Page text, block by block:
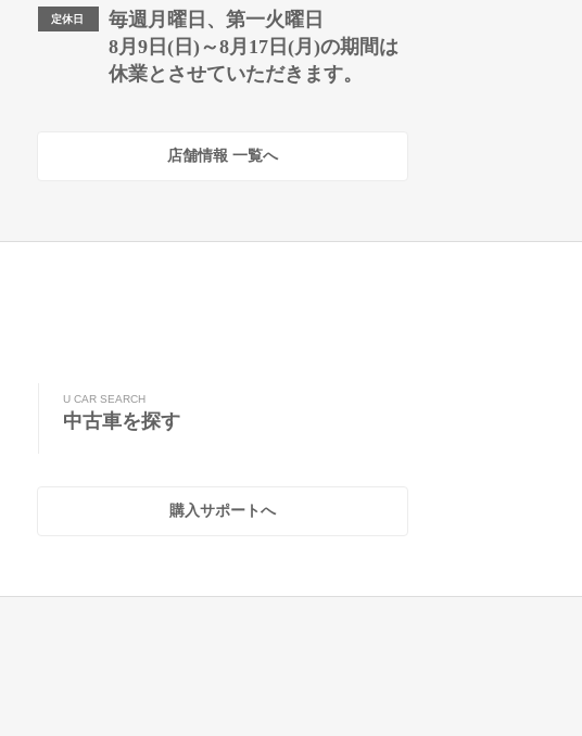
定休日
毎週月曜日、第一火曜日
8月9日(日)～8月17日(月)の期間は
休業とさせていただきます。
店舗情報 一覧へ
U CAR SEARCH
中古車を探す
購入サポートへ